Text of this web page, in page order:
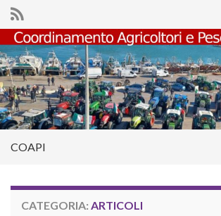
Search for:
COAPI
CATEGORIA: ARTICOLI